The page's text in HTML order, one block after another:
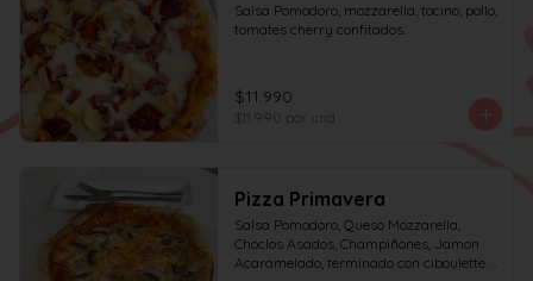
Salsa Pomodoro, mozzarella, tocino, pollo,
tomates cherry confitados.
$11.990
$11.990 por und
Pizza Primavera
Salsa Pomodoro, Queso Mozzarella,
Choclos Asados, Champiñones, Jamon
Acaramelado, terminado con ciboulette y